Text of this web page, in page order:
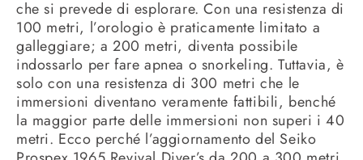
che si prevede di esplorare. Con una resistenza di
100 metri, l’orologio è praticamente limitato a
galleggiare; a 200 metri, diventa possibile
indossarlo per fare apnea o snorkeling. Tuttavia, è
solo con una resistenza di 300 metri che le
immersioni diventano veramente fattibili, benché
la maggior parte delle immersioni non superi i 40
metri. Ecco perché l’aggiornamento del Seiko